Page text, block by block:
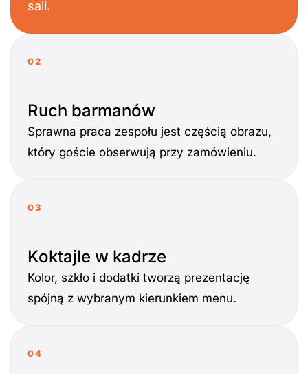
sali.
02
Ruch barmanów
Sprawna praca zespołu jest częścią obrazu,
który goście obserwują przy zamówieniu.
03
Koktajle w kadrze
Kolor, szkło i dodatki tworzą prezentację
spójną z wybranym kierunkiem menu.
04